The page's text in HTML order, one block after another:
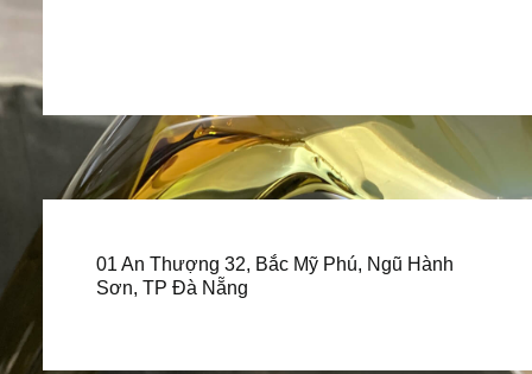
01 An Thượng 32, Bắc Mỹ Phú, Ngũ Hành
Sơn, TP Đà Nẵng